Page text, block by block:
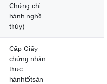
Chứng chỉ
hành nghề
thúy)
Cấp Giấy
chứng nhận
thực
hànhtốtsản